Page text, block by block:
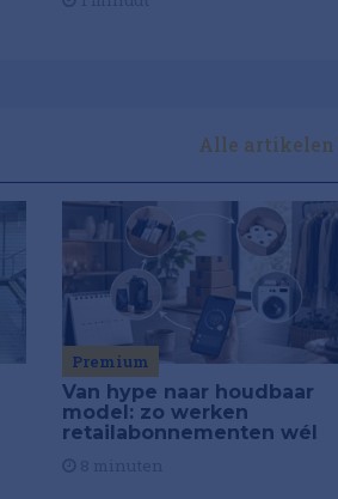
Alle artikelen
Premium
Van hype naar houdbaar
model: zo werken
retailabonnementen wél